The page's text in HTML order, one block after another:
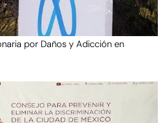
por Daños y Adicción en